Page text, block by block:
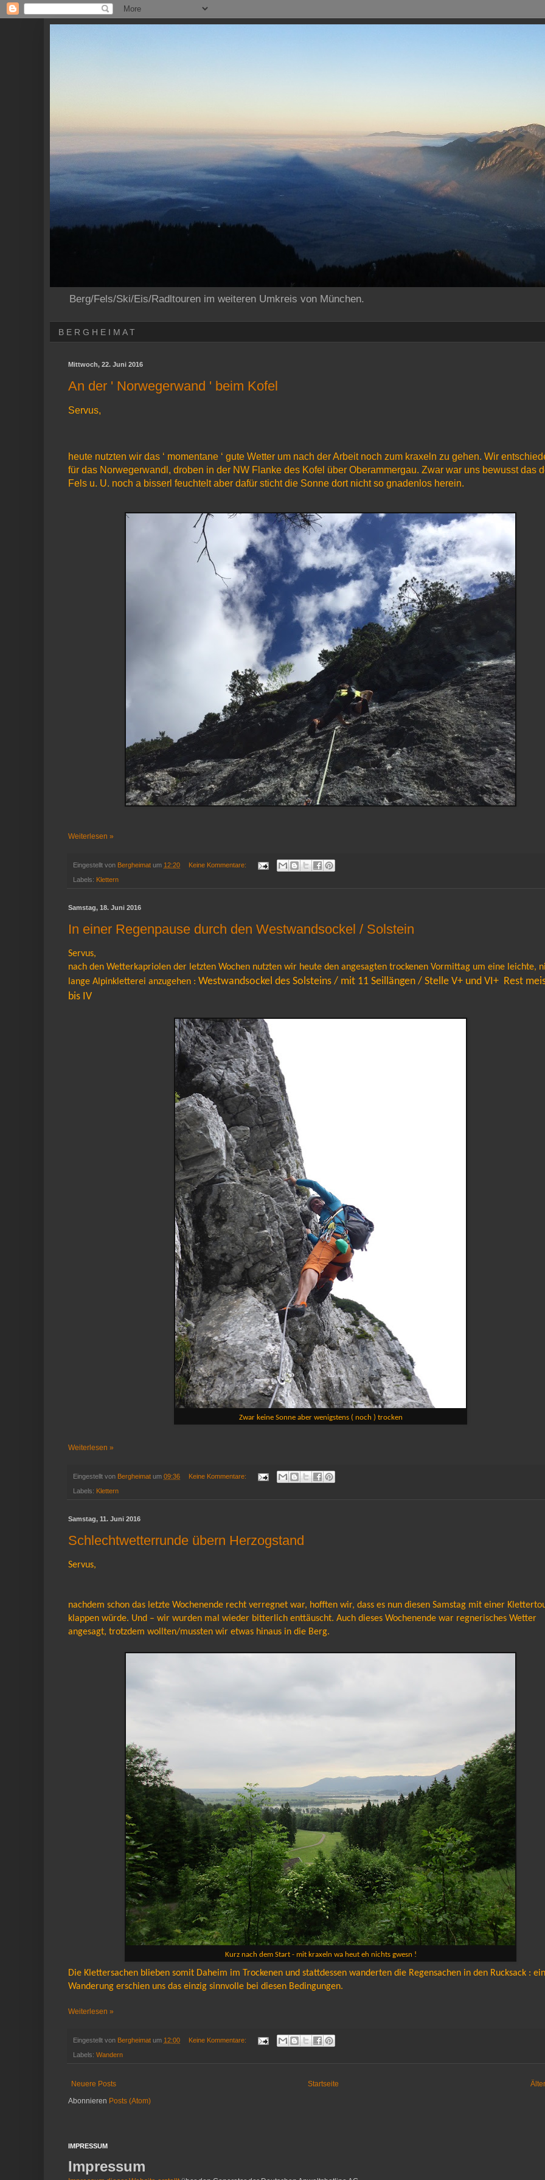
Berg/Fels/Ski/Eis/Radltouren im weiteren Umkreis von München.
B E R G H E I M A T
Mittwoch, 22. Juni 2016
An der ' Norwegerwand ' beim Kofel
Servus,
heute nutzten wir das ‘ momentane ‘ gute Wetter um nach der Arbeit noch zum kraxeln zu gehen. Wir
für das Norwegerwandl, droben in der NW Flanke des Kofel über Oberammergau. Zwar war uns bewusst das
Fels u. U. noch a bisserl feuchtelt aber dafür sticht die Sonne dort nicht so gnadenlos herein.
Weiterlesen »
Eingestellt von Bergheimat um 12:20 Keine Kommentare:
Labels: Klettern
Samstag, 18. Juni 2016
In einer Regenpause durch den Westwandsockel / Solstein
Servus,
nach den Wetterkapriolen der letzten Wochen nutzten wir heute den angesagten trockenen Vormittag um eine leichte,
lange Alpinkletterei anzugehen : Westwandsockel des Solsteins / mit 11 Seillängen / Stelle V+ und VI+ Rest
bis IV
Zwar keine Sonne aber wenigstens ( noch ) trocken
Weiterlesen »
Eingestellt von Bergheimat um 09:36 Keine Kommentare:
Labels: Klettern
Samstag, 11. Juni 2016
Schlechtwetterrunde übern Herzogstand
Servus,
nachdem schon das letzte Wochenende recht verregnet war, hofften wir, dass es nun diesen Samstag mit einer
klappen würde. Und – wir wurden mal wieder bitterlich enttäuscht. Auch dieses Wochenende war regnerisches Wetter
angesagt, trotzdem wollten/mussten wir etwas hinaus in die Berg.
Kurz nach dem Start - mit kraxeln wa heut eh nichts gwesn !
Die Klettersachen blieben somit Daheim im Trockenen und stattdessen wanderten die Regensachen in den Rucksack :
Wanderung erschien uns das einzig sinnvolle bei diesen Bedingungen.
Weiterlesen »
Eingestellt von Bergheimat um 12:00 Keine Kommentare:
Labels: Wandern
Neuere Posts
Startseite
Abonnieren Posts (Atom)
IMPRESSUM
Impressum